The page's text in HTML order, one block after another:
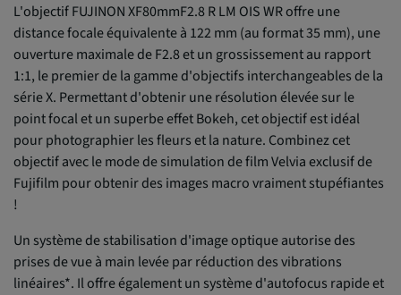
L'objectif FUJINON XF80mmF2.8 R LM OIS WR offre une
distance focale équivalente à 122 mm (au format 35 mm), une
ouverture maximale de F2.8 et un grossissement au rapport
1:1, le premier de la gamme d'objectifs interchangeables de la
série X. Permettant d'obtenir une résolution élevée sur le
point focal et un superbe effet Bokeh, cet objectif est idéal
pour photographier les fleurs et la nature. Combinez cet
objectif avec le mode de simulation de film Velvia exclusif de
Fujifilm pour obtenir des images macro vraiment stupéfiantes
!
Un système de stabilisation d'image optique autorise des
prises de vue à main levée par réduction des vibrations
linéaires*. Il offre également un système d'autofocus rapide et